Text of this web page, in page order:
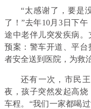
“太感谢了，要是
了！”去年10月3日下
途中老伴儿突发疾病
预案：警车开道、平台
者安全送到医院，为救
还有一次，市民
夜，孩子突然发起高烧
车程。“我们一家都喝